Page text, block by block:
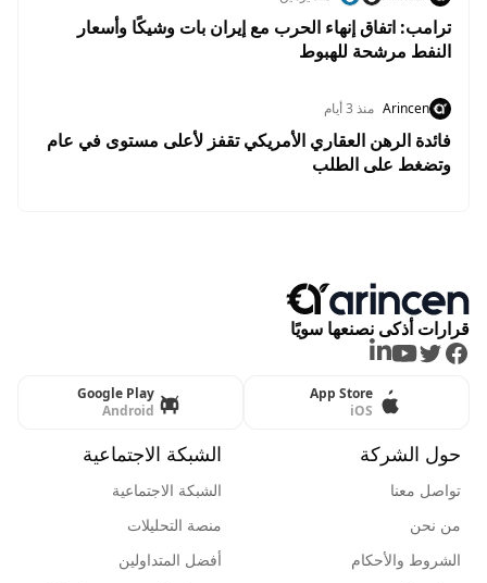
ترامب: اتفاق إنهاء الحرب مع إيران بات وشيكًا وأسعار
النفط مرشحة للهبوط
Arincen منذ 3 أيام
فائدة الرهن العقاري الأمريكي تقفز لأعلى مستوى في عام
وتضغط على الطلب
قرارات أذكى نصنعها سويًا
Facebook
Twitter
Youtube
LinkedIn
App Store
iOS
Google Play
Android
حول الشركة
تواصل معنا
من نحن
الشروط والأحكام
الشبكة الاجتماعية
الشبكة الاجتماعية
منصة التحليلات
أفضل المتداولين